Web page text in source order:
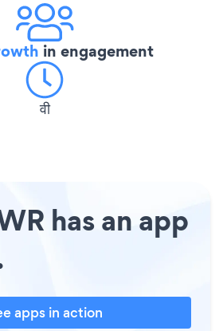
in engagement
वी
has an app
apps in action